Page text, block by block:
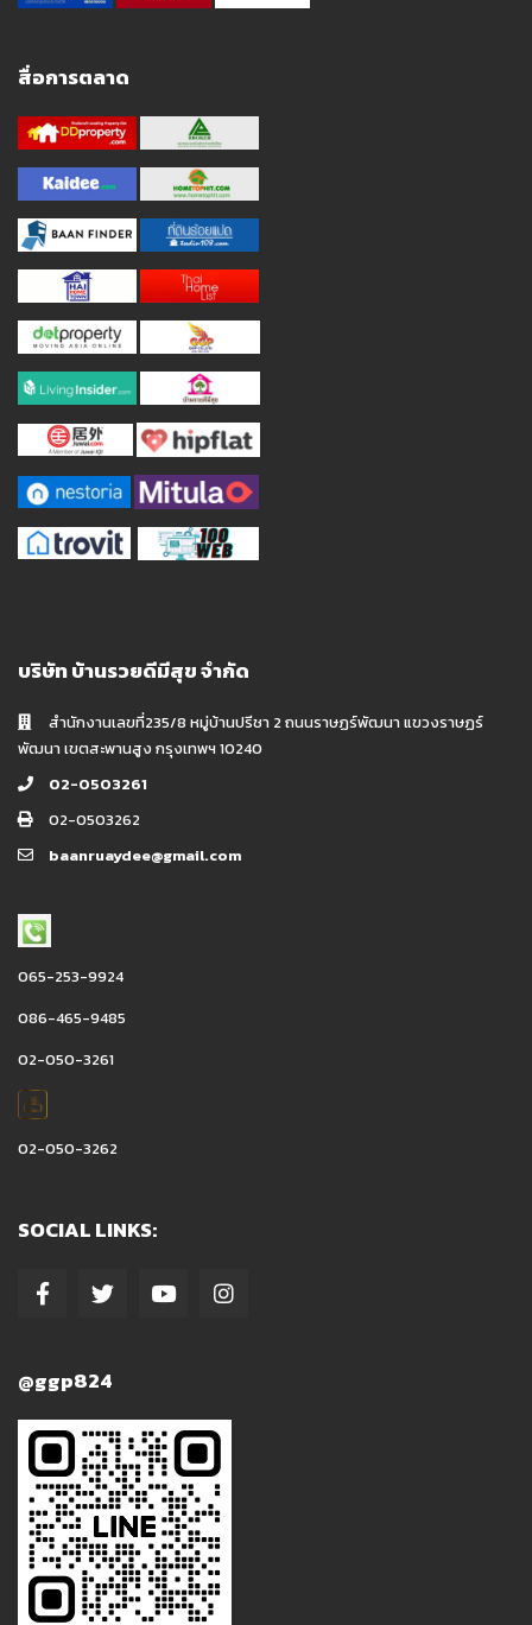
สื่อการตลาด
บริษัท บ้านรวยดีมีสุข จำกัด
สำนักงานเลขที่235/8 หมู่บ้านปรีชา 2 ถนนราษฏร์พัฒนา แขวงราษฏร์
พัฒนา เขตสะพานสูง กรุงเทพฯ 10240
02-0503261
02-0503262
baanruaydee@gmail.com
065-253-9924
086-465-9485
02-050-3261
02-050-3262
SOCIAL LINKS:
@ggp824